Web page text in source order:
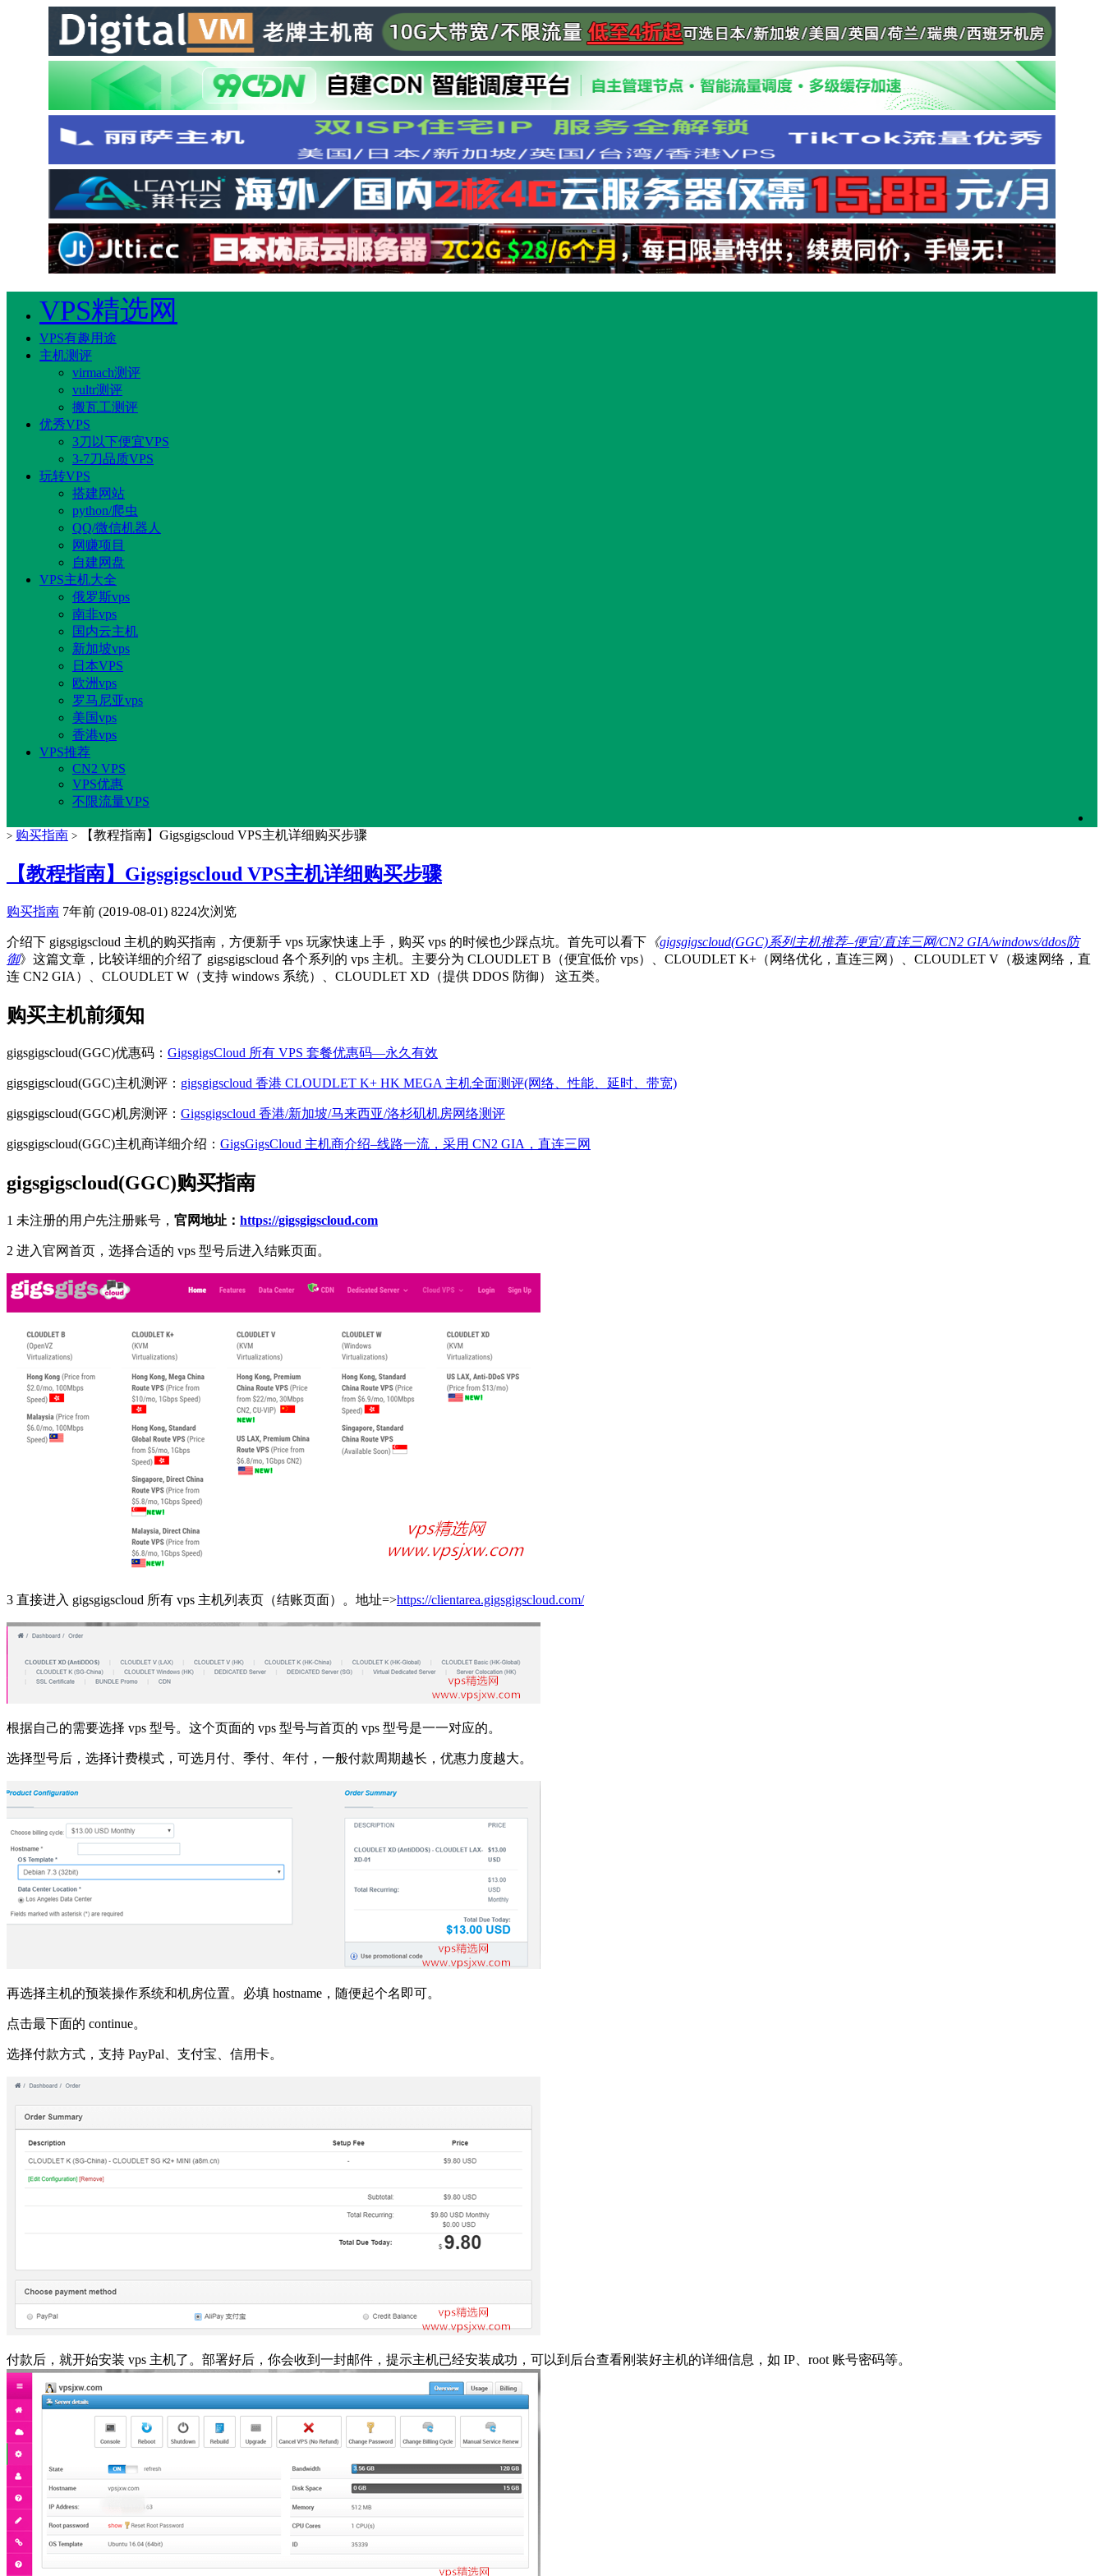
VPS精选网
VPS有趣用途
主机测评
virmach测评
vultr测评
搬瓦工测评
优秀VPS
3刀以下便宜VPS
3-7刀品质VPS
玩转VPS
搭建网站
python/爬虫
QQ/微信机器人
网赚项目
自建网盘
VPS主机大全
俄罗斯vps
南非vps
国内云主机
新加坡vps
日本VPS
欧洲vps
罗马尼亚vps
美国vps
香港vps
VPS推荐
CN2 VPS
VPS优惠
不限流量VPS
> 购买指南 > 【教程指南】Gigsgigscloud VPS主机详细购买步骤
【教程指南】Gigsgigscloud VPS主机详细购买步骤
购买指南 7年前 (2019-08-01) 8224次浏览
介绍下 gigsgigscloud 主机的购买指南，方便新手 vps 玩家快速上手，购买 vps 的时候也少踩点坑。首先可以看下 《gigsgigscloud(GGC)系列主机推荐–便宜/直连三网/CN2 GIA/windows/ddos防
御》这篇文章，比较详细的介绍了 gigsgigscloud 各个系列的 vps 主机。主要分为 CLOUDLET B（便宜低价 vps）、CLOUDLET K+（网络优化，直连三网）、CLOUDLET V（极速网络，直
连 CN2 GIA）、CLOUDLET W（支持 windows 系统）、CLOUDLET XD（提供 DDOS 防御） 这五类。
购买主机前须知
gigsgigscloud(GGC)优惠码： GigsgigsCloud 所有 VPS 套餐优惠码—永久有效
gigsgigscloud(GGC)主机测评： gigsgigscloud 香港 CLOUDLET K+ HK MEGA 主机全面测评(网络、性能、延时、带宽)
gigsgigscloud(GGC)机房测评： Gigsgigscloud 香港/新加坡/马来西亚/洛杉矶机房网络测评
gigsgigscloud(GGC)主机商详细介绍： GigsGigsCloud 主机商介绍–线路一流，采用 CN2 GIA，直连三网
gigsgigscloud(GGC)购买指南
1 未注册的用户先注册账号， 官网地址： https://gigsgigscloud.com
2 进入官网首页，选择合适的 vps 型号后进入结账页面。
3 直接进入 gigsgigscloud 所有 vps 主机列表页（结账页面）。地址=>https://clientarea.gigsgigscloud.com/
根据自己的需要选择 vps 型号。这个页面的 vps 型号与首页的 vps 型号是一一对应的。
选择型号后，选择计费模式，可选月付、季付、年付，一般付款周期越长，优惠力度越大。
再选择主机的预装操作系统和机房位置。必填 hostname，随便起个名即可。
点击最下面的 continue。
选择付款方式，支持 PayPal、支付宝、信用卡。
付款后，就开始安装 vps 主机了。部署好后，你会收到一封邮件，提示主机已经安装成功，可以到后台查看刚装好主机的详细信息，如 IP、root 账号密码等。